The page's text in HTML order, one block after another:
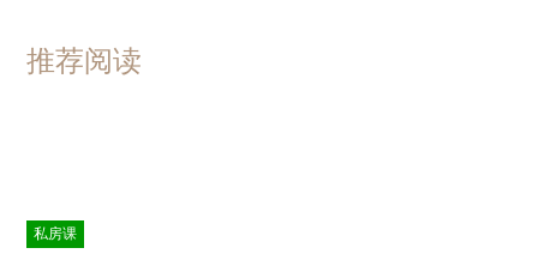
推荐阅读
私房课